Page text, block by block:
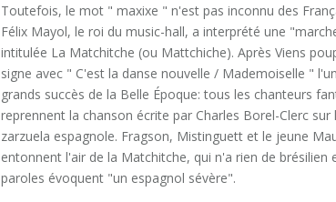
Toutefois, le mot " maxixe " n'est pas inconnu des
Félix Mayol, le roi du music-hall, a interprété une
intitulée La Matchitche (ou Mattchiche). Après Viens
signe avec " C'est la danse nouvelle / Mademoiselle "
grands succès de la Belle Époque: tous les chanteurs
reprennent la chanson écrite par Charles Borel-Clerc sur
zarzuela espagnole. Fragson, Mistinguett et le jeune
entonnent l'air de la Matchitche, qui n'a rien de brésilien
paroles évoquent "un espagnol sévère".